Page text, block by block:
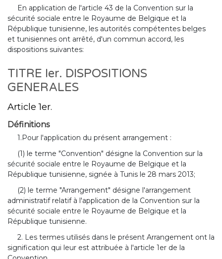
En application de l'article 43 de la Convention sur la
sécurité sociale entre le Royaume de Belgique et la
République tunisienne, les autorités compétentes belges
et tunisiennes ont arrêté, d'un commun accord, les
dispositions suivantes:
TITRE Ier. DISPOSITIONS
GENERALES
Article 1er.
Définitions
1.Pour l'application du présent arrangement :
(1) le terme "Convention" désigne la Convention sur la
sécurité sociale entre le Royaume de Belgique et la
République tunisienne, signée à Tunis le 28 mars 2013;
(2) le terme "Arrangement" désigne l'arrangement
administratif relatif à l'application de la Convention sur la
sécurité sociale entre le Royaume de Belgique et la
République tunisienne.
2. Les termes utilisés dans le présent Arrangement ont la
signification qui leur est attribuée à l'article 1er de la